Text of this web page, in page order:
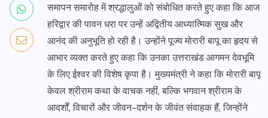
समापन समारोह में श्रद्धालुओं को संबोधित करते हुए कहा कि आज
हरिद्वार की पावन धरा पर उन्हें अद्वितीय आध्यात्मिक सुख और
आनंद की अनुभूति हो रही है। उन्होंने पूज्य मोरारी बापू का हृदय से
आभार व्यक्त करते हुए कहा कि उनका उत्तराखंड आगमन देवभूमि
के लिए ईश्वर की विशेष कृपा है। मुख्यमंत्री ने कहा कि मोरारी बापू
केवल श्रीराम कथा के वाचक नहीं, बल्कि भगवान श्रीराम के
आदर्शों, विचारों और जीवन-दर्शन के जीवंत संवाहक हैं, जिन्होंने